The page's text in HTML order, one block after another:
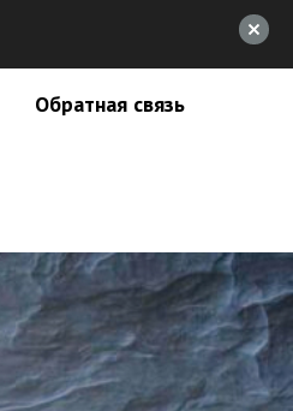
Обратная связь